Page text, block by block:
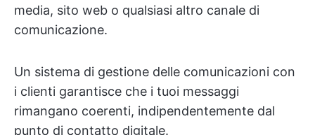
media, sito web o qualsiasi altro canale di
comunicazione.
Un sistema di gestione delle comunicazioni con
i clienti garantisce che i tuoi messaggi
rimangano coerenti, indipendentemente dal
punto di contatto digitale.